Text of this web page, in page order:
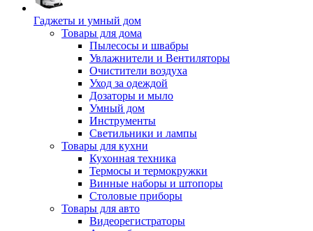
Гаджеты и умный дом
Товары для дома
Пылесосы и швабры
Увлажнители и Вентиляторы
Очистители воздуха
Уход за одеждой
Дозаторы и мыло
Умный дом
Инструменты
Светильники и лампы
Товары для кухни
Кухонная техника
Термосы и термокружки
Винные наборы и штопоры
Столовые приборы
Товары для авто
Видеорегистраторы